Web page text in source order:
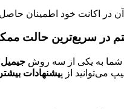
در اکانت خود اطمینان
سریع‌ترین حالت
شما به یکی از سه روش جیمیل
می‌توانید از پیشنهادات